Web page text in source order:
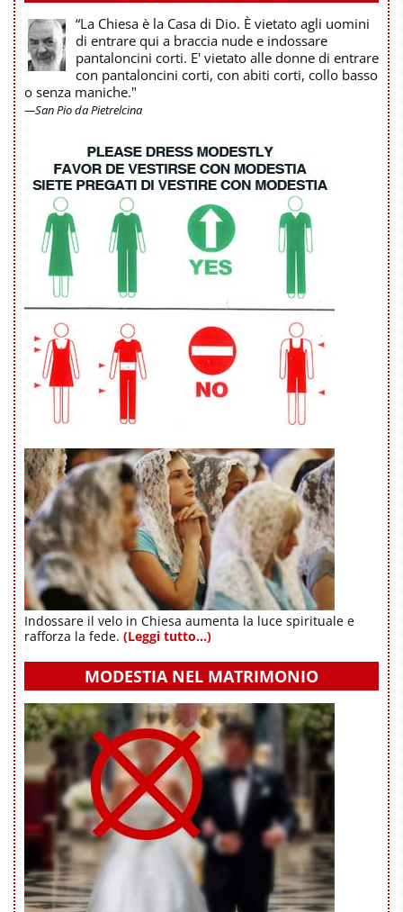
“La Chiesa è la Casa di Dio. È vietato agli uomini
di entrare qui a braccia nude e indossare
pantaloncini corti. E' vietato alle donne di entrare
con pantaloncini corti, con abiti corti, collo basso
o senza maniche."
—San Pio da Pietrelcina
Indossare il velo in Chiesa aumenta la luce spirituale e
rafforza la fede. (Leggi tutto...)
MODESTIA NEL MATRIMONIO